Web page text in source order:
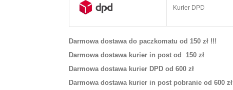
Kurier DPD
Darmowa dostawa do paczkomatu od 150 zł !!!
Darmowa dostawa kurier in post od 150 zł
Darmowa dostawa kurier DPD od 600 zł
Darmowa dostawa kurier in post pobranie od 600 zł